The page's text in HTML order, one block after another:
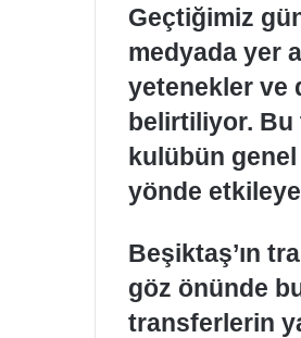
Geçtiğimiz
medyada yer
yetenekler ve
belirtiliyor. Bu
kulübün genel
yönde
Beşiktaş’ın
göz önünde
transferlerin